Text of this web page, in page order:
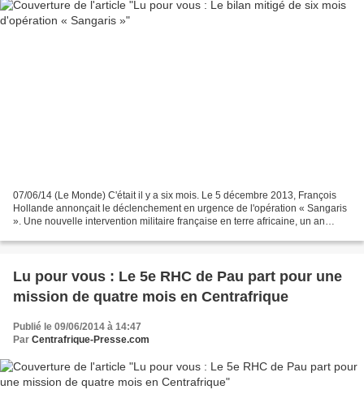
07/06/14 (Le Monde) C'était il y a six mois. Le 5 décembre 2013, François
Hollande annonçait le déclenchement en urgence de l'opération « Sangaris
». Une nouvelle intervention militaire française en terre africaine, un an
Lu pour vous : Le 5e RHC de Pau part pour une
mission de quatre mois en Centrafrique
Publié le 09/06/2014 à 14:47
Par Centrafrique-Presse.com